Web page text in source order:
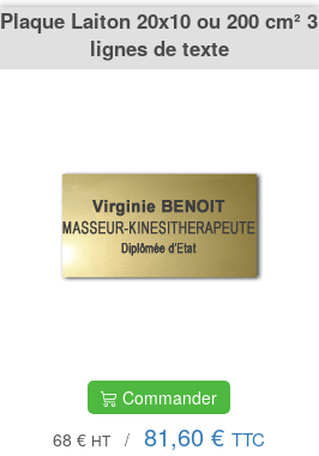
Plaque Laiton 20x10 ou 200 cm² 3
lignes de texte
Commander
68 € HT / 81,60 € TTC